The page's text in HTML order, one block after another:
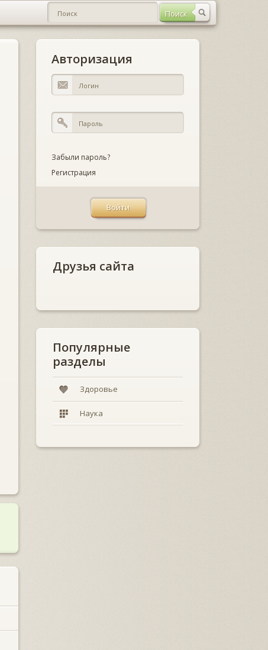
Авторизация
Забыли пароль?
Регистрация
Друзья сайта
Популярные
разделы
Здоровье
Наука